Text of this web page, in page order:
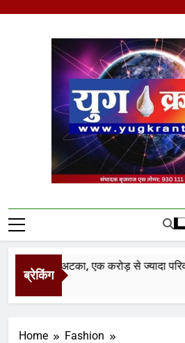
Yug
News
ब्रेकिंग
अटका, एक करोड़ से ज्यादा परिवारों
Home
Fashion